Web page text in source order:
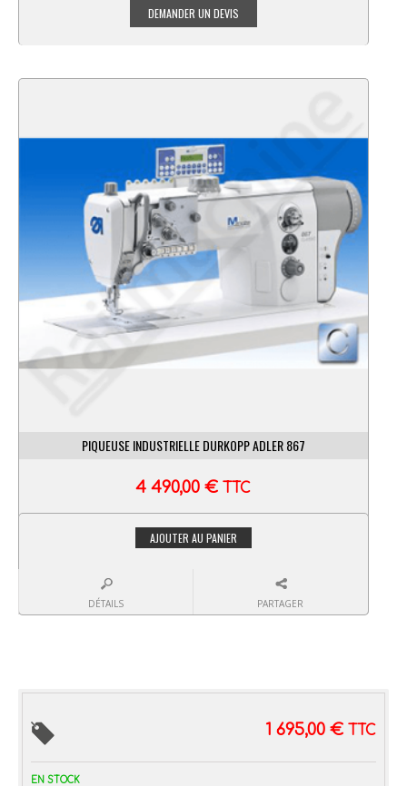
PIQUEUSE INDUSTRIELLE DURKOPP ADLER 867
4 490,00€ TTC
AJOUTER AU PANIER
DÉTAILS PARTAGER
1 695,00 € TTC
EN STOCK